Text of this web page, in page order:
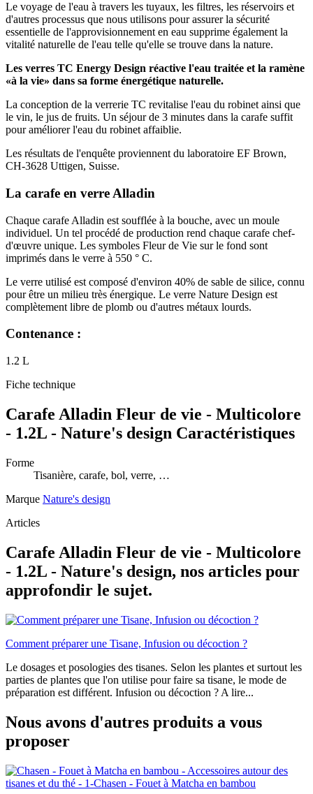
Le voyage de l'eau à travers les tuyaux, les filtres, les réservoirs et
d'autres processus que nous utilisons pour assurer la sécurité
essentielle de l'approvisionnement en eau supprime également la
vitalité naturelle de l'eau telle qu'elle se trouve dans la nature.
Les verres TC Energy Design réactive l'eau traitée et la ramène
«à la vie» dans sa forme énergétique naturelle.
La conception de la verrerie TC revitalise l'eau du robinet ainsi que
le vin, le jus de fruits. Un séjour de 3 minutes dans la carafe suffit
pour améliorer l'eau du robinet affaiblie.
Les résultats de l'enquête proviennent du laboratoire EF Brown,
CH-3628 Uttigen, Suisse.
La carafe en verre Alladin
Chaque carafe Alladin est soufflée à la bouche, avec un moule
individuel. Un tel procédé de production rend chaque carafe chef-
d'œuvre unique. Les symboles Fleur de Vie sur le fond sont
imprimés dans le verre à 550 ° C.
Le verre utilisé est composé d'environ 40% de sable de silice, connu
pour être un milieu très énergique. Le verre Nature Design est
complètement libre de plomb ou d'autres métaux lourds.
Contenance :
1.2 L
Fiche technique
Carafe Alladin Fleur de vie - Multicolore
- 1.2L - Nature's design Caractéristiques
Forme
Tisanière, carafe, bol, verre, …
Marque Nature's design
Articles
Carafe Alladin Fleur de vie - Multicolore
- 1.2L - Nature's design, nos articles pour
approfondir le sujet.
Comment préparer une Tisane, Infusion ou décoction ?
Le dosages et posologies des tisanes. Selon les plantes et surtout les
parties de plantes que l'on utilise pour faire sa tisane, le mode de
préparation est différent. Infusion ou décoction ? A lire...
Nous avons d'autres produits a vous
proposer